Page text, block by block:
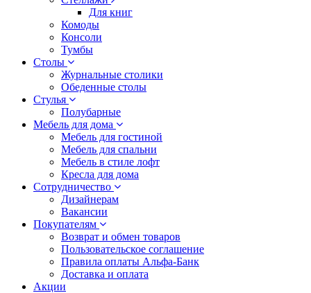
Для книг
Комоды
Консоли
Тумбы
Столы
Журнальные столики
Обеденные столы
Стулья
Полубарные
Мебель для дома
Мебель для гостиной
Мебель для спальни
Мебель в стиле лофт
Кресла для дома
Сотрудничество
Дизайнерам
Вакансии
Покупателям
Возврат и обмен товаров
Пользовательское соглашение
Правила оплаты Альфа-Банк
Доставка и оплата
Акции